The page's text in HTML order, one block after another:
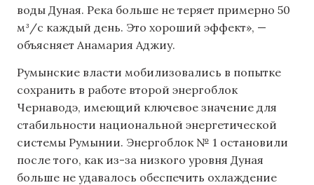
воды Дуная. Река больше не теряет примерно 50
м³/с каждый день. Это хороший эффект», —
объясняет Анамария Аджиу.
Румынские власти мобилизовались в попытке
сохранить в работе второй энергоблок
Чернаводэ, имеющий ключевое значение для
стабильности национальной энергетической
системы Румынии. Энергоблок № 1 остановили
после того, как из-за низкого уровня Дуная
больше не удавалось обеспечить охлаждение